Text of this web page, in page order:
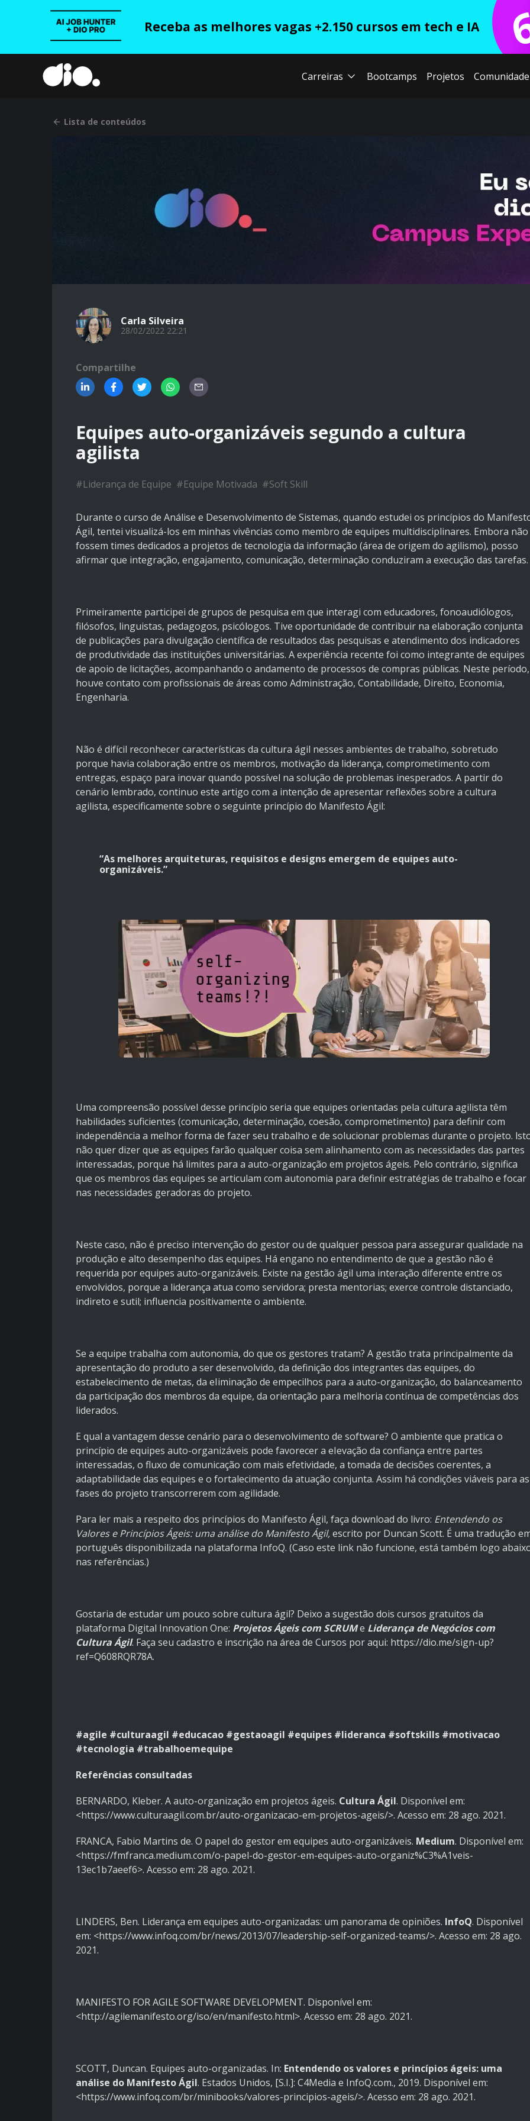
Receba as melhores vagas +2.150 cursos em tech e IA
Carreiras Bootcamps Projetos Comunidade
Lista de conteúdos
Carla Silveira
28/02/2022 22:21
Compartilhe
Equipes auto-organizáveis segundo a cultura
agilista
#Liderança de Equipe #Equipe Motivada #Soft Skill
Durante o curso de Análise e Desenvolvimento de Sistemas, quando estudei os princípios do
Ágil, tentei visualizá-los em minhas vivências como membro de equipes multidisciplinares. Embora não
fossem times dedicados a projetos de tecnologia da informação (área de origem do agilismo), posso
afirmar que integração, engajamento, comunicação, determinação conduziram a execução das tarefas.
Primeiramente participei de grupos de pesquisa em que interagi com educadores, fonoaudiólogos,
filósofos, linguistas, pedagogos, psicólogos. Tive oportunidade de contribuir na elaboração conjunta
de publicações para divulgação científica de resultados das pesquisas e atendimento dos indicadores
de produtividade das instituições universitárias. A experiência recente foi como integrante de equipes
de apoio de licitações, acompanhando o andamento de processos de compras públicas. Neste período,
houve contato com profissionais de áreas como Administração, Contabilidade, Direito, Economia,
Engenharia.
Não é difícil reconhecer características da cultura ágil nesses ambientes de trabalho, sobretudo
porque havia colaboração entre os membros, motivação da liderança, comprometimento com
entregas, espaço para inovar quando possível na solução de problemas inesperados. A partir do
cenário lembrado, continuo este artigo com a intenção de apresentar reflexões sobre a cultura
agilista, especificamente sobre o seguinte princípio do Manifesto Ágil:
“As melhores arquiteturas, requisitos e designs emergem de equipes auto-
organizáveis.”
Uma compreensão possível desse princípio seria que equipes orientadas pela cultura agilista têm
habilidades suficientes (comunicação, determinação, coesão, comprometimento) para definir com
independência a melhor forma de fazer seu trabalho e de solucionar problemas durante o projeto.
não quer dizer que as equipes farão qualquer coisa sem alinhamento com as necessidades das partes
interessadas, porque há limites para a auto-organização em projetos ágeis. Pelo contrário, significa
que os membros das equipes se articulam com autonomia para definir estratégias de trabalho e focar
nas necessidades geradoras do projeto.
Neste caso, não é preciso intervenção do gestor ou de qualquer pessoa para assegurar qualidade na
produção e alto desempenho das equipes. Há engano no entendimento de que a gestão não é
requerida por equipes auto-organizáveis. Existe na gestão ágil uma interação diferente entre os
envolvidos, porque a liderança atua como servidora; presta mentorias; exerce controle distanciado,
indireto e sutil; influencia positivamente o ambiente.
Se a equipe trabalha com autonomia, do que os gestores tratam? A gestão trata principalmente da
apresentação do produto a ser desenvolvido, da definição dos integrantes das equipes, do
estabelecimento de metas, da eIiminação de empecilhos para a auto-organização, do balanceamento
da participação dos membros da equipe, da orientação para melhoria contínua de competências dos
liderados.
E qual a vantagem desse cenário para o desenvolvimento de software? O ambiente que pratica o
princípio de equipes auto-organizáveis pode favorecer a eIevação da confiança entre partes
interessadas, o fluxo de comunicação com mais efetividade, a tomada de decisões coerentes, a
adaptabilidade das equipes e o fortalecimento da atuação conjunta. Assim há condições viáveis para as
fases do projeto transcorrerem com agilidade.
Para ler mais a respeito dos princípios do Manifesto Ágil, faça download do livro: Entendendo os
Valores e Princípios Ágeis: uma análise do Manifesto Ágil,escrito por Duncan Scott. É uma tradução
português disponibilizada na plataforma InfoQ. (Caso este link não funcione, está também logo
nas referências.)
Gostaria de estudar um pouco sobre cultura ágil? Deixo a sugestão dois cursos gratuitos da
plataforma Digital Innovation One: Projetos Ágeis com SCRUMe Liderança de Negócios com
Cultura Ágil. Faça seu cadastro e inscrição na área de Cursos por aqui: https://dio.me/sign-up?
ref=Q608RQR78A.
#agile #culturaagil #educacao #gestaoagil #equipes #lideranca #softskills #motivacao
#tecnologia #trabalhoemequipe
Referências consultadas
BERNARDO, Kleber. A auto-organização em projetos ágeis. Cultura Ágil. Disponível em:
<https://www.culturaagil.com.br/auto-organizacao-em-projetos-ageis/>. Acesso em: 28 ago. 2021.
FRANCA, Fabio Martins de. O papel do gestor em equipes auto-organizáveis. Medium. Disponível em:
<https://fmfranca.medium.com/o-papel-do-gestor-em-equipes-auto-organiz%C3%A1veis-
13ec1b7aeef6>. Acesso em: 28 ago. 2021.
LINDERS, Ben. Liderança em equipes auto-organizadas: um panorama de opiniões. InfoQ. Disponível
em: <https://www.infoq.com/br/news/2013/07/leadership-self-organized-teams/>. Acesso em: 28 ago.
2021.
MANIFESTO FOR AGILE SOFTWARE DEVELOPMENT. Disponível em:
<http://agilemanifesto.org/iso/en/manifesto.html>. Acesso em: 28 ago. 2021.
SCOTT, Duncan. Equipes auto-organizadas. In: Entendendo os valores e princípios ágeis: uma
análise do Manifesto Ágil. Estados Unidos, [S.I.]: C4Media e InfoQ.com., 2019. Disponível em:
<https://www.infoq.com/br/minibooks/valores-principios-ageis/>. Acesso em: 28 ago. 2021.